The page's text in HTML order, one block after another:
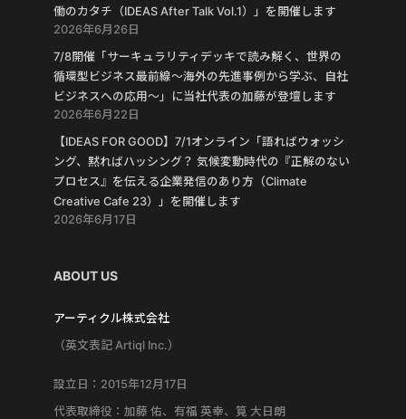
働のカタチ（IDEAS After Talk Vol.1）」を開催します
2026年6月26日
7/8開催「サーキュラリティデッキで読み解く、世界の
循環型ビジネス最前線〜海外の先進事例から学ぶ、自社
ビジネスへの応用〜」に当社代表の加藤が登壇します
2026年6月22日
【IDEAS FOR GOOD】7/1オンライン「語ればウォッシ
ング、黙ればハッシング？ 気候変動時代の『正解のない
プロセス』を伝える企業発信のあり方（Climate
Creative Cafe 23）」を開催します
2026年6月17日
ABOUT US
アーティクル株式会社
（英文表記 Artiql Inc.）
設立日：2015年12月17日
代表取締役：加藤 佑、有福 英幸、筧 大日朗